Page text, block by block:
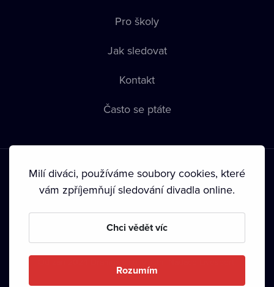
Pro školy
Jak sledovat
Kontakt
Často se ptáte
Podmínky používání • Ochrana soukromí • Zásady používání
• Autorská práva•
Milí diváci, používáme soubory cookies, které
vám zpříjemňují sledování divadla online.
Chci vědět víc
Rozumím